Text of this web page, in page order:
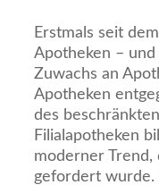
Erstmals seit
Apotheken –
Zuwachs an
Apotheken
des
Filialapotheken
moderner
gefordert wurde.